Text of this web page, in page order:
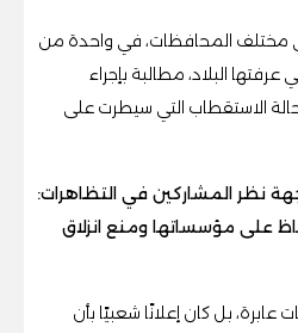
في مختلف المحافظات، في واحدة من
البلاد، مطالبة بإجراء
حالة الاستقطاب التي سيطرت على
نظر المشاركين في التظاهرات:
على مؤسساتها ومنع انزلاق
بل كان إعلانًا شعبيًا بأن